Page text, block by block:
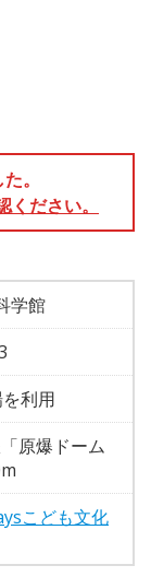
。
ださい。
学館
利用
原爆ドーム
こども文化